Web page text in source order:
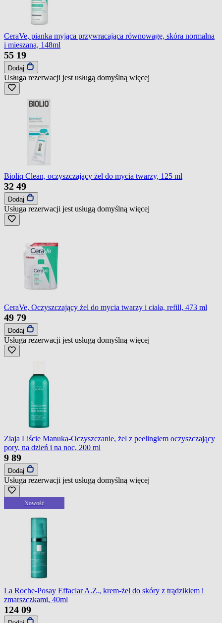
CeraVe, pianka myjąca przywracająca równowagę, skóra normalna
i mieszana, 148ml
55 19
Dodaj
Usługa rezerwacji jest usługą domyślną więcej
Bioliq Clean, oczyszczający żel do mycia twarzy, 125 ml
32 49
Dodaj
Usługa rezerwacji jest usługą domyślną więcej
CeraVe, Oczyszczający żel do mycia twarzy i ciała, refill, 473 ml
49 79
Dodaj
Usługa rezerwacji jest usługą domyślną więcej
Ziaja Liście Manuka-Oczyszczanie, żel z peelingiem oczyszczający
pory, na dzień i na noc, 200 ml
9 89
Dodaj
Usługa rezerwacji jest usługą domyślną więcej
Nowość
La Roche-Posay Effaclar A.Z., krem-żel do skóry z trądzikiem i
zmarszczkami, 40ml
124 09